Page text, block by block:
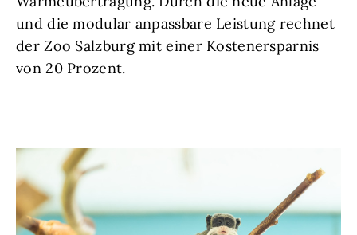
und die modular anpassbare Leistung rechnet
der Zoo Salzburg mit einer Kostenersparnis
von 20 Prozent.